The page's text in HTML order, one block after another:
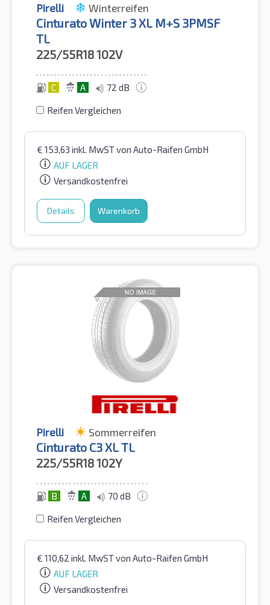
Pirelli Winterreifen
Cinturato Winter 3 XL M+S 3PMSF
TL
225/55R18102V
C A 72 dB
Reifen Vergleichen
€ 153,63 inkl. MwSTvon Auto-Raifen GmbH
AUF LAGER
Versandkostenfrei
Details Warenkorb
Pirelli Sommerreifen
Cinturato C3 XL TL
225/55R18102Y
B A 70 dB
Reifen Vergleichen
€ 110,62 inkl. MwSTvon Auto-Raifen GmbH
AUF LAGER
Versandkostenfrei